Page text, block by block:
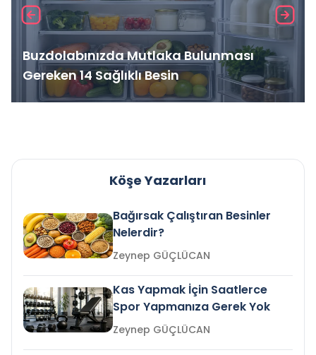
Buzdolabınızda Mutlaka Bulunması
Gereken 14 Sağlıklı Besin
Köşe Yazarları
Bağırsak Çalıştıran Besinler
Nelerdir?
Zeynep GÜÇLÜCAN
Kas Yapmak İçin Saatlerce
Spor Yapmanıza Gerek Yok
Zeynep GÜÇLÜCAN